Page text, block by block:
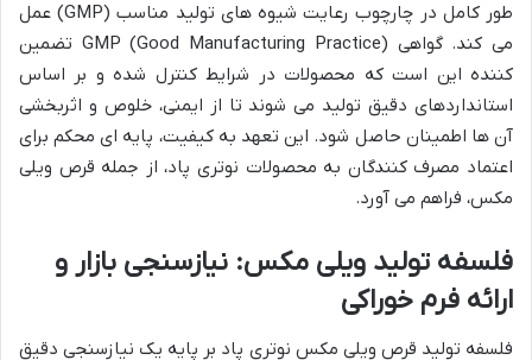
طور کامل در چارچوب رعایت شیوه های تولید مناسب (GMP) عمل
می کند. گواهی GMP (Good Manufacturing Practice) تضمین
کننده این است که محصولات در شرایط کنترل شده و بر اساس
استانداردهای دقیق تولید می شوند تا از ایمنی، خلوص و اثربخشی
آن ها اطمینان حاصل شود. این تعهد به کیفیت، پایه ای محکم برای
اعتماد مصرف کنندگان به محصولات نوتری پاد، از جمله قرص ویلی
مکس، فراهم می آورد.
فلسفه تولید ویلی مکس: نیازسنجی بازار و
ارائه فرم خوراکی
فلسفه تولید قرص ویلی مکس نوتری پاد بر پایه یک نیازسنجی دقیق